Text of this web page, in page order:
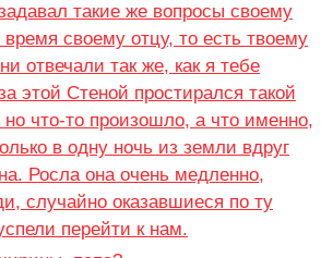
такие же вопросы своему
время своему отцу, то есть твоему
отвечали так же, как я тебе
этой Стеной простирался такой
что-то произошло, а что именно,
в одну ночь из земли вдруг
Росла она очень медленно,
случайно оказавшиеся по ту
перейти к нам.